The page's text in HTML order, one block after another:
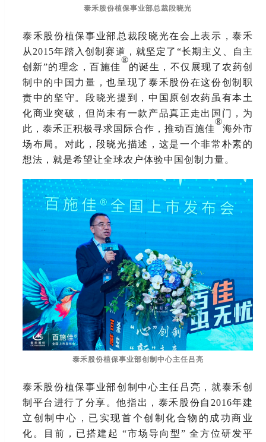
泰禾股份植保事业部总裁段晓光
泰禾股份植保事业部总裁段晓光在会上表示，泰禾
从2015年踏入创制赛道，就坚定了“长期主义、自主
创新”的理念，百施佳
®
的诞生，不仅展现了农药创
制中的中国力量，也呈现了泰禾股份在这份创制职
责中的坚守。段晓光提到，中国原创农药虽有本土
化商业突破，但尚未有一款产品真正走出国门，为
此，泰禾正积极寻求国际合作，推动百施佳
®
海外市
场布局。对此，段晓光描述，这是一个非常朴素的
想法，就是希望让全球农户体验中国创制力量。
泰禾股份植保事业部创制中心主任吕亮
泰禾股份植保事业部创制中心主任吕亮，就泰禾创
制平台进行了分享。他指出，泰禾股份自 2016年建
立创制中心，已实现首个创制化合物的成功商业
化。目前，已搭建起 “市场导向型” 全方位研发平